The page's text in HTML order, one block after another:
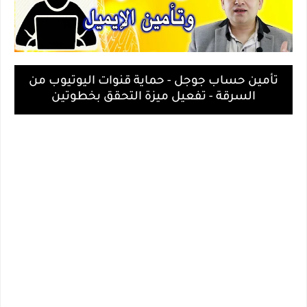
تأمين حساب جوجل - حماية قنوات اليوتيوب من
السرقة - تفعيل ميزة التحقق بخطوتين